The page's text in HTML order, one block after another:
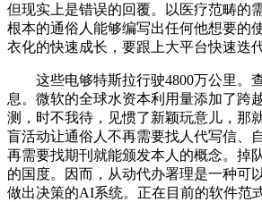
但现实上是错误的回覆。以医疗范畴的
根本的通俗人能够编写出任何他想要的
衣化的快速成长，要跟上大平台快速迭
这些电够特斯拉行驶4800万公里。
息。微软的全球水资本利用量添加了跨
测，时不我待，见惯了新颖玩意儿，那
盲活动让通俗人不再需要找人代写信、
再需要找期刊就能颁发本人的概念。掉
的国度。因而，从动代办署理是一种可
做出决策的AI系统。正在目前的软件范